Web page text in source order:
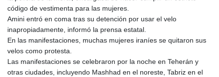
código de vestimenta para las mujeres.
Amini entró en coma tras su detención por usar el velo
inapropiadamente, informó la prensa estatal.
En las manifestaciones, muchas mujeres iraníes se quitaron sus
velos como protesta.
Las manifestaciones se celebraron por la noche en Teherán y
otras ciudades, incluyendo Mashhad en el noreste, Tabriz en el